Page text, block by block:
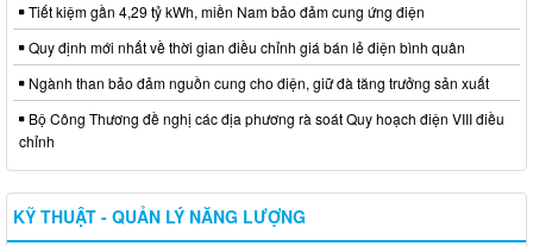
Tiết kiệm gần 4,29 tỷ kWh, miền Nam bảo đảm cung ứng điện
Quy định mới nhất về thời gian điều chỉnh giá bán lẻ điện bình quân
Ngành than bảo đảm nguồn cung cho điện, giữ đà tăng trưởng sản xuất
Bộ Công Thương đề nghị các địa phương rà soát Quy hoạch điện VIII điều
chỉnh
KỸ THUẬT - QUẢN LÝ NĂNG LƯỢNG